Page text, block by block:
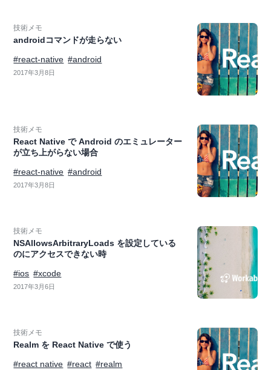
技術メモ
androidコマンドが走らない
#react-native #android
2017年3月8日
技術メモ
React Native で Android のエミュレーター
が立ち上がらない場合
#react-native #android
2017年3月8日
技術メモ
NSAllowsArbitraryLoads を設定している
のにアクセスできない時
#ios #xcode
2017年3月6日
技術メモ
Realm を React Native で使う
#react native #react #realm